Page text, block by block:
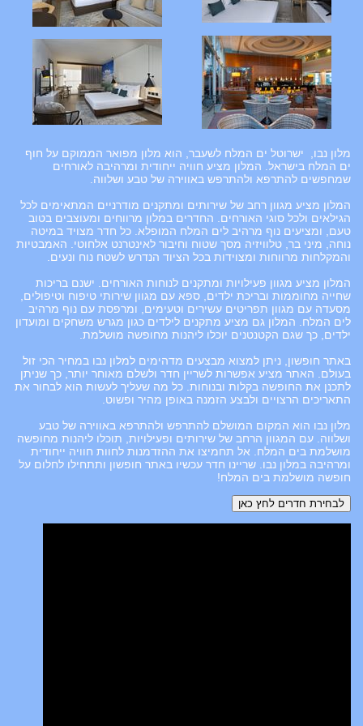
מלון נבו, ישרוטל ים המלח לשעבר, הוא מלון מפואר הממוקם על חוף
ים המלח בישראל. המלון מציע חוויה ייחודית ומרהיבה לאורחים
שמחפשים להתרפא ולהתרפש באווירה של טבע ושלווה.
המלון מציע מגוון רחב של שירותים ומתקנים מודרניים המתאימים לכל
הגילאים ולכל סוגי האורחים. החדרים במלון מרווחים ומעוצבים בטוב
טעם, ומציעים נוף מרהיב לים המלח המופלא. כל חדר מצויד במיטה
נוחה, מיני בר, טלוויזיה מסך שטוח וחיבור לאינטרנט אלחוטי. האמבטיות
והמקלחות מרווחות ומצוידות בכל הציוד הנדרש לשטח נוח ונעים.
המלון מציע מגוון פעילויות ומתקנים לנוחות האורחים. ישנם בריכות
שחייה מחוממות ובריכת ילדים, ספא עם מגוון שירותי טיפוח וטיפולים,
מסעדה עם מגוון תפריטים עשירים וטעימים, ומרפסת עם נוף מרהיב
לים המלח. המלון גם מציע מתקנים לילדים כגון מגרש משחקים ומועדון
ילדים, כך שגם הקטנטנים יוכלו ליהנות מחופשה מושלמת.
באתר חופשון, ניתן למצוא מבצעים מדהימים למלון נבו במחיר הכי זול
בעולם. האתר מציע אפשרות לשריין חדר ולשלם מאוחר יותר, כך שניתן
לתכנן את החופשה בקלות ובנוחות. כל מה שעליך לעשות הוא לבחור את
התאריכים הרצויים ולבצע הזמנה באופן מהיר ופשוט.
מלון נבו הוא המקום המושלם להתרפש ולהתרפא באווירה של טבע
ושלווה. עם המגוון הרחב של שירותים ופעילויות, תוכלו ליהנות מחופשה
מושלמת בים המלח. אל תחמיצו את ההזדמנות לחוות חוויה ייחודית
ומרהיבה במלון נבו. שריינו חדר עכשיו באתר חופשון ותתחילו לחלום על
חופשה מושלמת בים המלח!